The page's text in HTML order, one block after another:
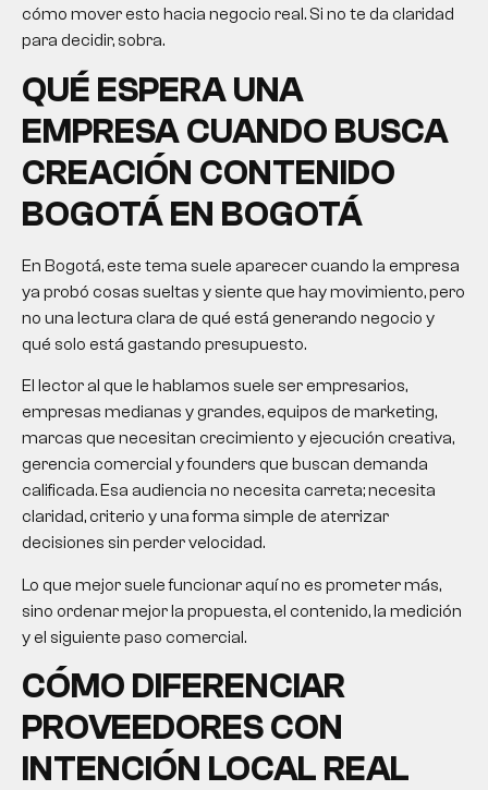
cómo mover esto hacia negocio real. Si no te da claridad
para decidir, sobra.
QUÉ ESPERA UNA
EMPRESA CUANDO BUSCA
CREACIÓN CONTENIDO
BOGOTÁ EN BOGOTÁ
En Bogotá, este tema suele aparecer cuando la empresa
ya probó cosas sueltas y siente que hay movimiento, pero
no una lectura clara de qué está generando negocio y
qué solo está gastando presupuesto.
El lector al que le hablamos suele ser empresarios,
empresas medianas y grandes, equipos de marketing,
marcas que necesitan crecimiento y ejecución creativa,
gerencia comercial y founders que buscan demanda
calificada. Esa audiencia no necesita carreta; necesita
claridad, criterio y una forma simple de aterrizar
decisiones sin perder velocidad.
Lo que mejor suele funcionar aquí no es prometer más,
sino ordenar mejor la propuesta, el contenido, la medición
y el siguiente paso comercial.
CÓMO DIFERENCIAR
PROVEEDORES CON
INTENCIÓN LOCAL REAL